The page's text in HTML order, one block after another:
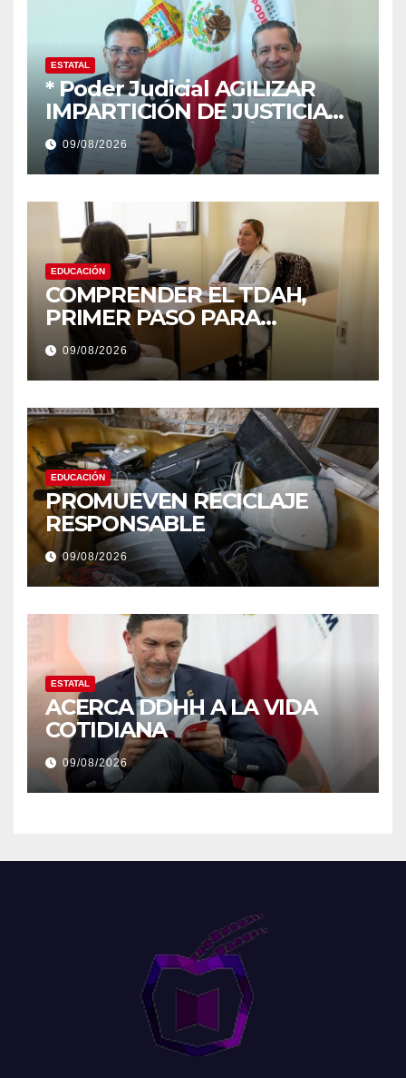
ESTATAL
* Poder Judicial AGILIZAR
IMPARTICIÓN DE JUSTICIA
CON DIGITALIZACIÓN DE
INFORMES
09/08/2026
EDUCACIÓN
COMPRENDER EL TDAH,
PRIMER PASO PARA
DERRIBAR ESTIGMAS
09/08/2026
EDUCACIÓN
PROMUEVEN RECICLAJE
RESPONSABLE
09/08/2026
ESTATAL
ACERCA DDHH A LA VIDA
COTIDIANA
09/08/2026